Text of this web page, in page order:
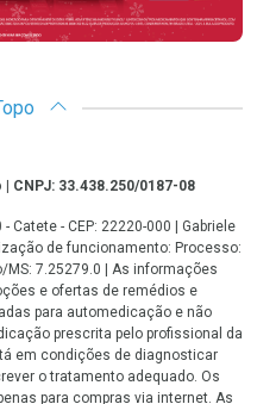
CNPJ: 33.438.250/0187-08
Catete - CEP: 22220-000 | Gabriele
de funcionamento: Processo:
7.25279.0 | As informações
e ofertas de remédios e
para automedicação e não
prescrita pelo profissional da
em condições de diagnosticar
o tratamento adequado. Os
para compras via internet. As